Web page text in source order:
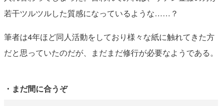
若干ツルツルした質感になっているような……？
筆者は4年ほど同人活動をしており様々な紙に触れてきた方
だと思っていたのだが、まだまだ修行が必要なようである。
・まだ間に合うぞ